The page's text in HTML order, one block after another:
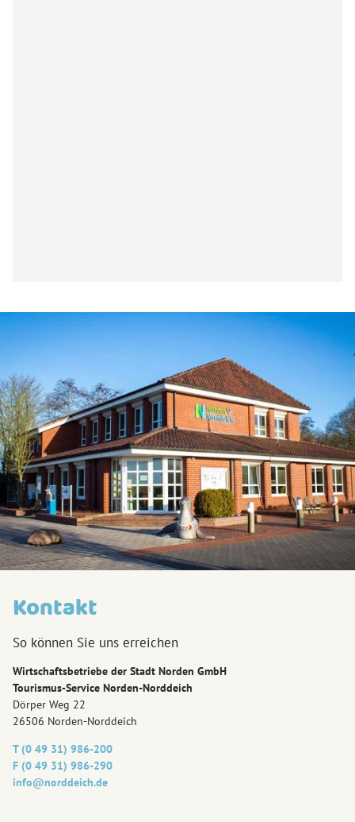
Kontakt
So können Sie uns erreichen
Wirtschaftsbetriebe der Stadt Norden GmbH
Tourismus-Service Norden-Norddeich
Dörper Weg 22
26506 Norden-Norddeich
T (0 49 31) 986-200
F (0 49 31) 986-290
info@‎norddeich.de